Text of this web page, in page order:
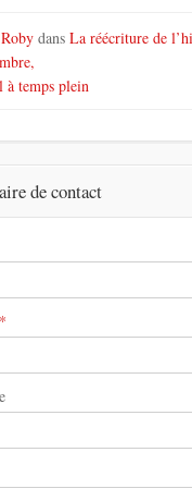
dansLa réécriture de
à temps plein
de contact
*